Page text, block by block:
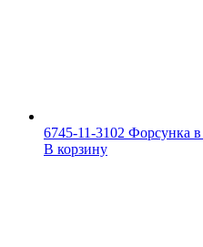
6745-11-3102 Форсунка в
В корзину